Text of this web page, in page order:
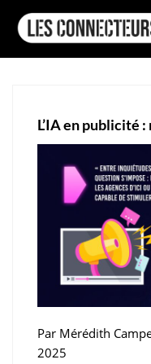
L’IA en publicité
Par Mérédith
2025